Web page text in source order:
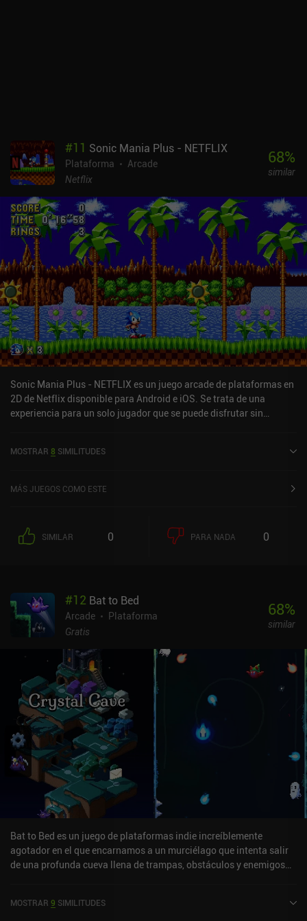
Survivors es fácil de recomendar.
#11 Sonic Mania Plus - NETFLIX
Plataforma
Arcade
Netflix
68%
similar
Sonic Mania Plus - NETFLIX es un juego arcade de plataformas en
2D de Netflix disponible para Android e iOS. Se trata de una
experiencia para un solo jugador que se puede disfrutar sin
NETFLIX se lanzó en mayo de 2024 y tiene actualmente una
App Store de iOS.
MOSTRAR 8 SIMILITUDES
MÁS JUEGOS COMO ESTE
SIMILAR 0 PARA NADA 0
#12 Bat to Bed
Arcade
Plataforma
Gratis
68%
similar
Bat to Bed es un juego de plataformas indie increíblemente
agotador en el que encarnamos a un murciélago que intenta salir
de una profunda cueva llena de trampas, obstáculos y enemigos
mueve en diagonal hacia arriba. Y eso es lo que hace que el juego
MOSTRAR 9 SIMILITUDES